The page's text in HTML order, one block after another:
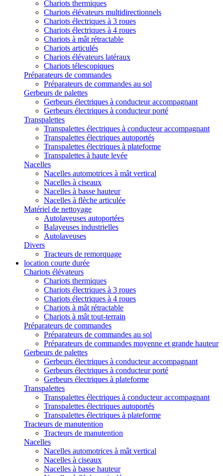
Chariots thermiques
Chariots élévateurs multidirectionnels
Chariots électriques à 3 roues
Chariots électriques à 4 roues
Chariots à mât rétractable
Chariots articulés
Chariots élévateurs latéraux
Chariots télescopiques
Préparateurs de commandes
Préparateurs de commandes au sol
Gerbeurs de palettes
Gerbeurs électriques à conducteur accompagnant
Gerbeurs électriques à conducteur porté
Transpalettes
Transpalettes électriques à conducteur accompagnant
Transpalettes électriques autoportés
Transpalettes électriques à plateforme
Transpalettes à haute levée
Nacelles
Nacelles automotrices à mât vertical
Nacelles à ciseaux
Nacelles à basse hauteur
Nacelles à flèche articulée
Matériel de nettoyage
Autolaveuses autoportées
Balayeuses industrielles
Autolaveuses
Divers
Tracteurs de remorquage
location courte durée
Chariots élévateurs
Chariots thermiques
Chariots électriques à 3 roues
Chariots électriques à 4 roues
Chariots à mât rétractable
Chariots à mât tout-terrain
Préparateurs de commandes
Préparateurs de commandes au sol
Préparateurs de commandes moyenne et grande hauteur
Gerbeurs de palettes
Gerbeurs électriques à conducteur accompagnant
Gerbeurs électriques à conducteur porté
Gerbeurs électriques à plateforme
Transpalettes
Transpalettes électriques à conducteur accompagnant
Transpalettes électriques autoportés
Transpalettes électriques à plateforme
Tracteurs de manutention
Tracteurs de manutention
Nacelles
Nacelles automotrices à mât vertical
Nacelles à ciseaux
Nacelles à basse hauteur